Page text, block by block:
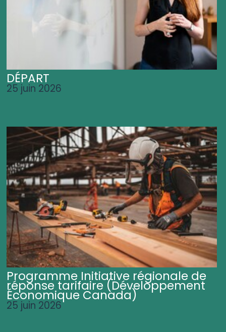
DÉPART
25 juin 2026
Programme Initiative régionale de
réponse tarifaire (Développement
Économique Canada)
25 juin 2026